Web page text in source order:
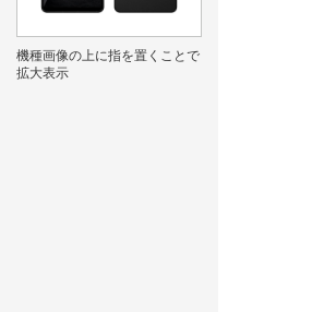
機種画像の上に指を置くことで
拡大表示